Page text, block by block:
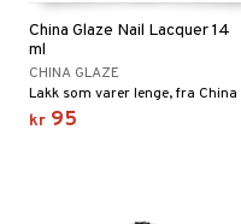
China Glaze Nail Lacquer 14
ml
CHINA GLAZE
kr 95